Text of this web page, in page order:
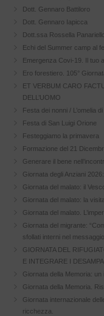
Dott. Gennaro Battiloro
Dott. Gennaro Iapicca
Dott.ssa Rossella Panariello
Echi del Summer camp al
Emergenza Covi-19. Il tuo
Ero forestiero. 105°
ET VERBUM CARO
DELL’UOMO
Festa dei nonni / L’omelia
Festa di San Luigi Orione
Festeggiamo la primavera
Formazione del 21
Generare il bene
Giornata degli Anziani
Giornata del malato: il
Giornata del malato: la
Giornata del malato.
Giornata del migrante:
sfollati interni nel
GIORNATA DEL
E INTEGRARE I
Giornata della Memoria:
Giornata della Memoria.
Giornata internazionale
ricchezza.